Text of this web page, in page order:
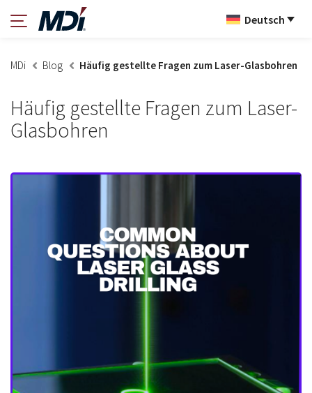
Deutsch
MDi Blog Häufig gestellte Fragen zum Laser-Glasbohren
Häufig gestellte Fragen zum Laser-
Glasbohren